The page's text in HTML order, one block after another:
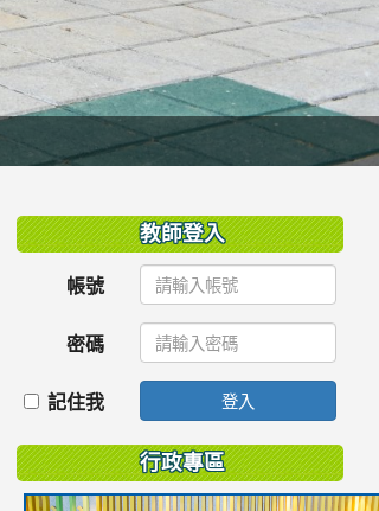
教師登入
帳號
密碼
記住我 登入
行政專區